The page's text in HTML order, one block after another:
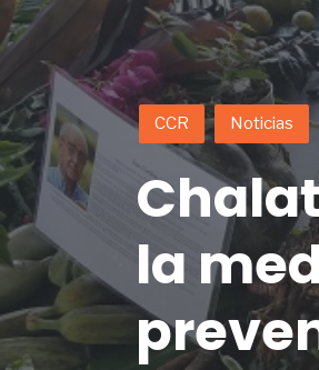
CCR Noticias
la